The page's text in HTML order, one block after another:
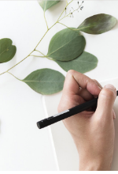
contenu